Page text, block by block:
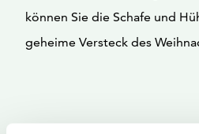
können Sie die Schafe und
geheime Versteck des